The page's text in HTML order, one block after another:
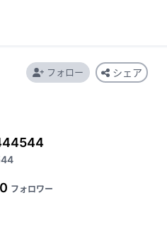
0 フォロワー
フォロー シェア